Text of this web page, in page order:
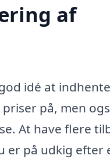
af
idé at indhente
på, men
At have flere
er på udkig efter